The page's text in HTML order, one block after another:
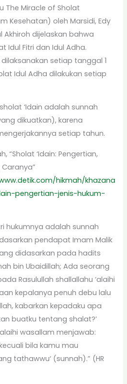
The Miracle of Sholat
Kesehatan) oleh Marsidi, Edy
Akhiroh dijelaskan bahwa
Idul Fitri dan Idul Adha.
setiap tanggal 1
Idul Adha dilakukan setiap
‘Idain adalah sunnah
dikuatkan), karena
setiap tahun.
“Sholat ‘Idain: Pengertian,
hikmah/khazana
pengertian-jenis-hukum-
hukumnya adalah sunnah
pendapat Imam Malik
didasarkan pada hadits
bin Ubaidillah; Ada seorang
Rasulullah shallallahu ‘alaihi
kepalanya penuh debu lalu
kabarkan kepadaku apa
buatku tentang shalat?’
wasallam menjawab:
bila kamu mau
tathawwu‘ (sunnah).” (HR